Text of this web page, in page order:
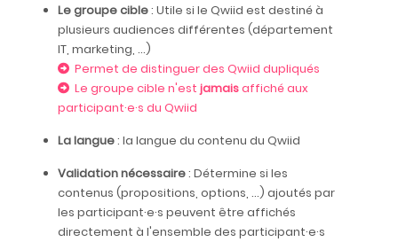
Le groupe cible: Utile si le Qwiid est destiné à
plusieurs audiences différentes (département
IT, marketing, ...)
Permet de distinguer des Qwiid dupliqués
Le groupe cible n'est jamaisaffiché aux
participant·e·s du Qwiid
La langue: la langue du contenu du Qwiid
Validation nécessaire: Détermine si les
contenus (propositions, options, ...) ajoutés par
les participant·e·s peuvent être affichés
directement à l'ensemble des participant·e·s